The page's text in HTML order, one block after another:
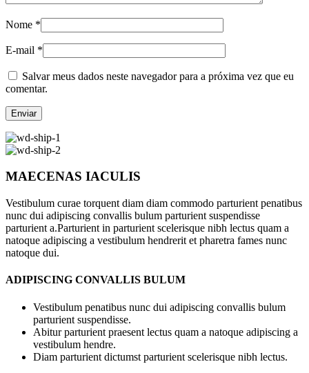
Nome *
E-mail *
Salvar meus dados neste navegador para a próxima vez que eu
comentar.
MAECENAS IACULIS
Vestibulum curae torquent diam diam commodo parturient penatibus
nunc dui adipiscing convallis bulum parturient suspendisse
parturient a.Parturient in parturient scelerisque nibh lectus quam a
natoque adipiscing a vestibulum hendrerit et pharetra fames nunc
natoque dui.
ADIPISCING CONVALLIS BULUM
Vestibulum penatibus nunc dui adipiscing convallis bulum
parturient suspendisse.
Abitur parturient praesent lectus quam a natoque adipiscing a
vestibulum hendre.
Diam parturient dictumst parturient scelerisque nibh lectus.